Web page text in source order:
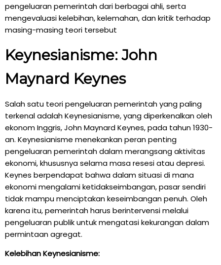
pengeluaran pemerintah dari berbagai ahli, serta
mengevaluasi kelebihan, kelemahan, dan kritik terhadap
masing-masing teori tersebut
Keynesianisme: John
Maynard Keynes
Salah satu teori pengeluaran pemerintah yang paling
terkenal adalah Keynesianisme, yang diperkenalkan oleh
ekonom Inggris, John Maynard Keynes, pada tahun 1930-
an. Keynesianisme menekankan peran penting
pengeluaran pemerintah dalam merangsang aktivitas
ekonomi, khususnya selama masa resesi atau depresi.
Keynes berpendapat bahwa dalam situasi di mana
ekonomi mengalami ketidakseimbangan, pasar sendiri
tidak mampu menciptakan keseimbangan penuh. Oleh
karena itu, pemerintah harus berintervensi melalui
pengeluaran publik untuk mengatasi kekurangan dalam
permintaan agregat.
Kelebihan Keynesianisme: